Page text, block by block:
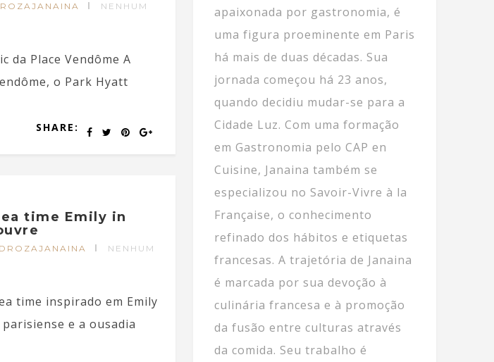
NENHUM
da Place Vendôme A
o Park Hyatt
SHARE:
time Emily in
NENHUM
time inspirado em Emily
e a ousadia
apaixonada por gastronomia, é
uma figura proeminente em Paris
há mais de duas décadas. Sua
jornada começou há 23 anos,
quando decidiu mudar-se para a
Cidade Luz. Com uma formação
em Gastronomia pelo CAP en
Cuisine, Janaina também se
especializou no Savoir-Vivre à la
Française, o conhecimento
refinado dos hábitos e etiquetas
francesas. A trajetória de Janaina
é marcada por sua devoção à
culinária francesa e à promoção
da fusão entre culturas através
da comida. Seu trabalho é